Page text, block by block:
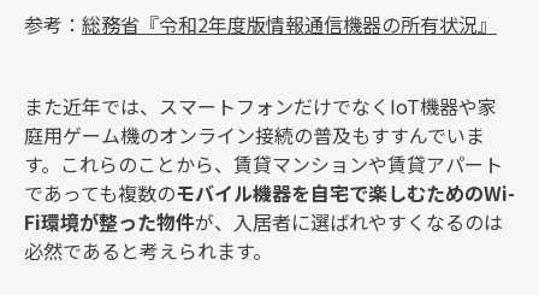
参考： 総務省『令和2年度版情報通信機器の所有状況』
また近年では、スマートフォンだけでなくIoT機器や家
庭用ゲーム機のオンライン接続の普及もすすんでいま
す。これらのことから、賃貸マンションや賃貸アパート
であっても複数のモバイル機器を自宅で楽しむためのWi-
Fi環境が整った物件が、入居者に選ばれやすくなるのは
必然であると考えられます。